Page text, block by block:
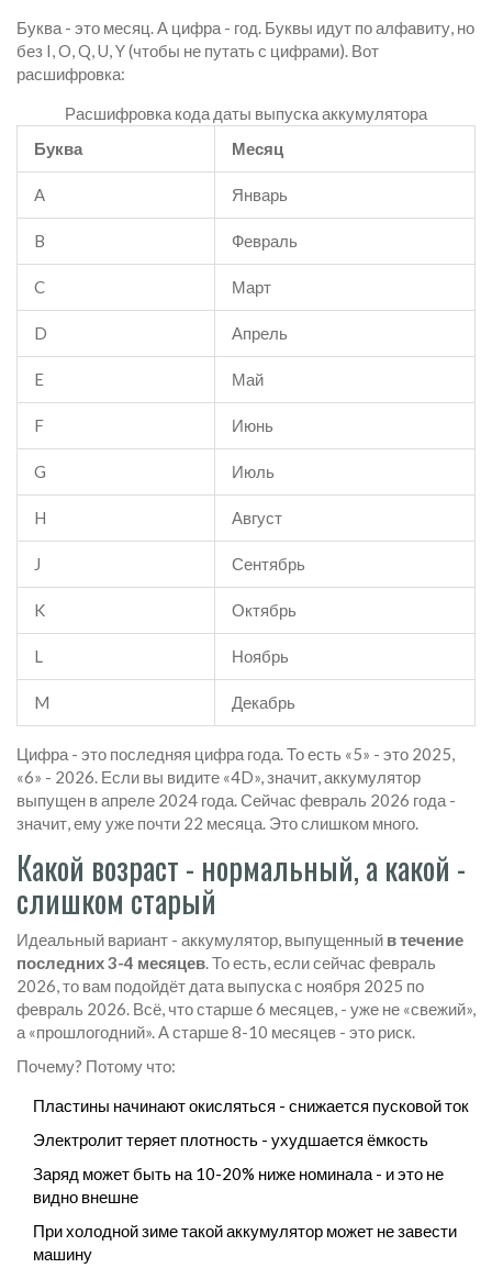
Буква - это месяц. А цифра - год. Буквы идут по алфавиту, но
без I, O, Q, U, Y (чтобы не путать с цифрами). Вот
расшифровка:
Расшифровка кода даты выпуска аккумулятора
Буква
Месяц
A Январь
B Февраль
C Март
D Апрель
E Май
F Июнь
G Июль
H Август
J Сентябрь
K Октябрь
L Ноябрь
M Декабрь
Цифра - это последняя цифра года. То есть «5» - это 2025,
«6» - 2026. Если вы видите «4D», значит, аккумулятор
выпущен в апреле 2024 года. Сейчас февраль 2026 года -
значит, ему уже почти 22 месяца. Это слишком много.
Какой возраст - нормальный, а какой -
слишком старый
Идеальный вариант - аккумулятор, выпущенный в течение
последних 3-4 месяцев. То есть, если сейчас февраль
2026, то вам подойдёт дата выпуска с ноября 2025 по
февраль 2026. Всё, что старше 6 месяцев, - уже не «свежий»,
а «прошлогодний». А старше 8-10 месяцев - это риск.
Почему? Потому что:
Пластины начинают окисляться - снижается пусковой ток
Электролит теряет плотность - ухудшается ёмкость
Заряд может быть на 10-20% ниже номинала - и это не
видно внешне
При холодной зиме такой аккумулятор может не завести
машину